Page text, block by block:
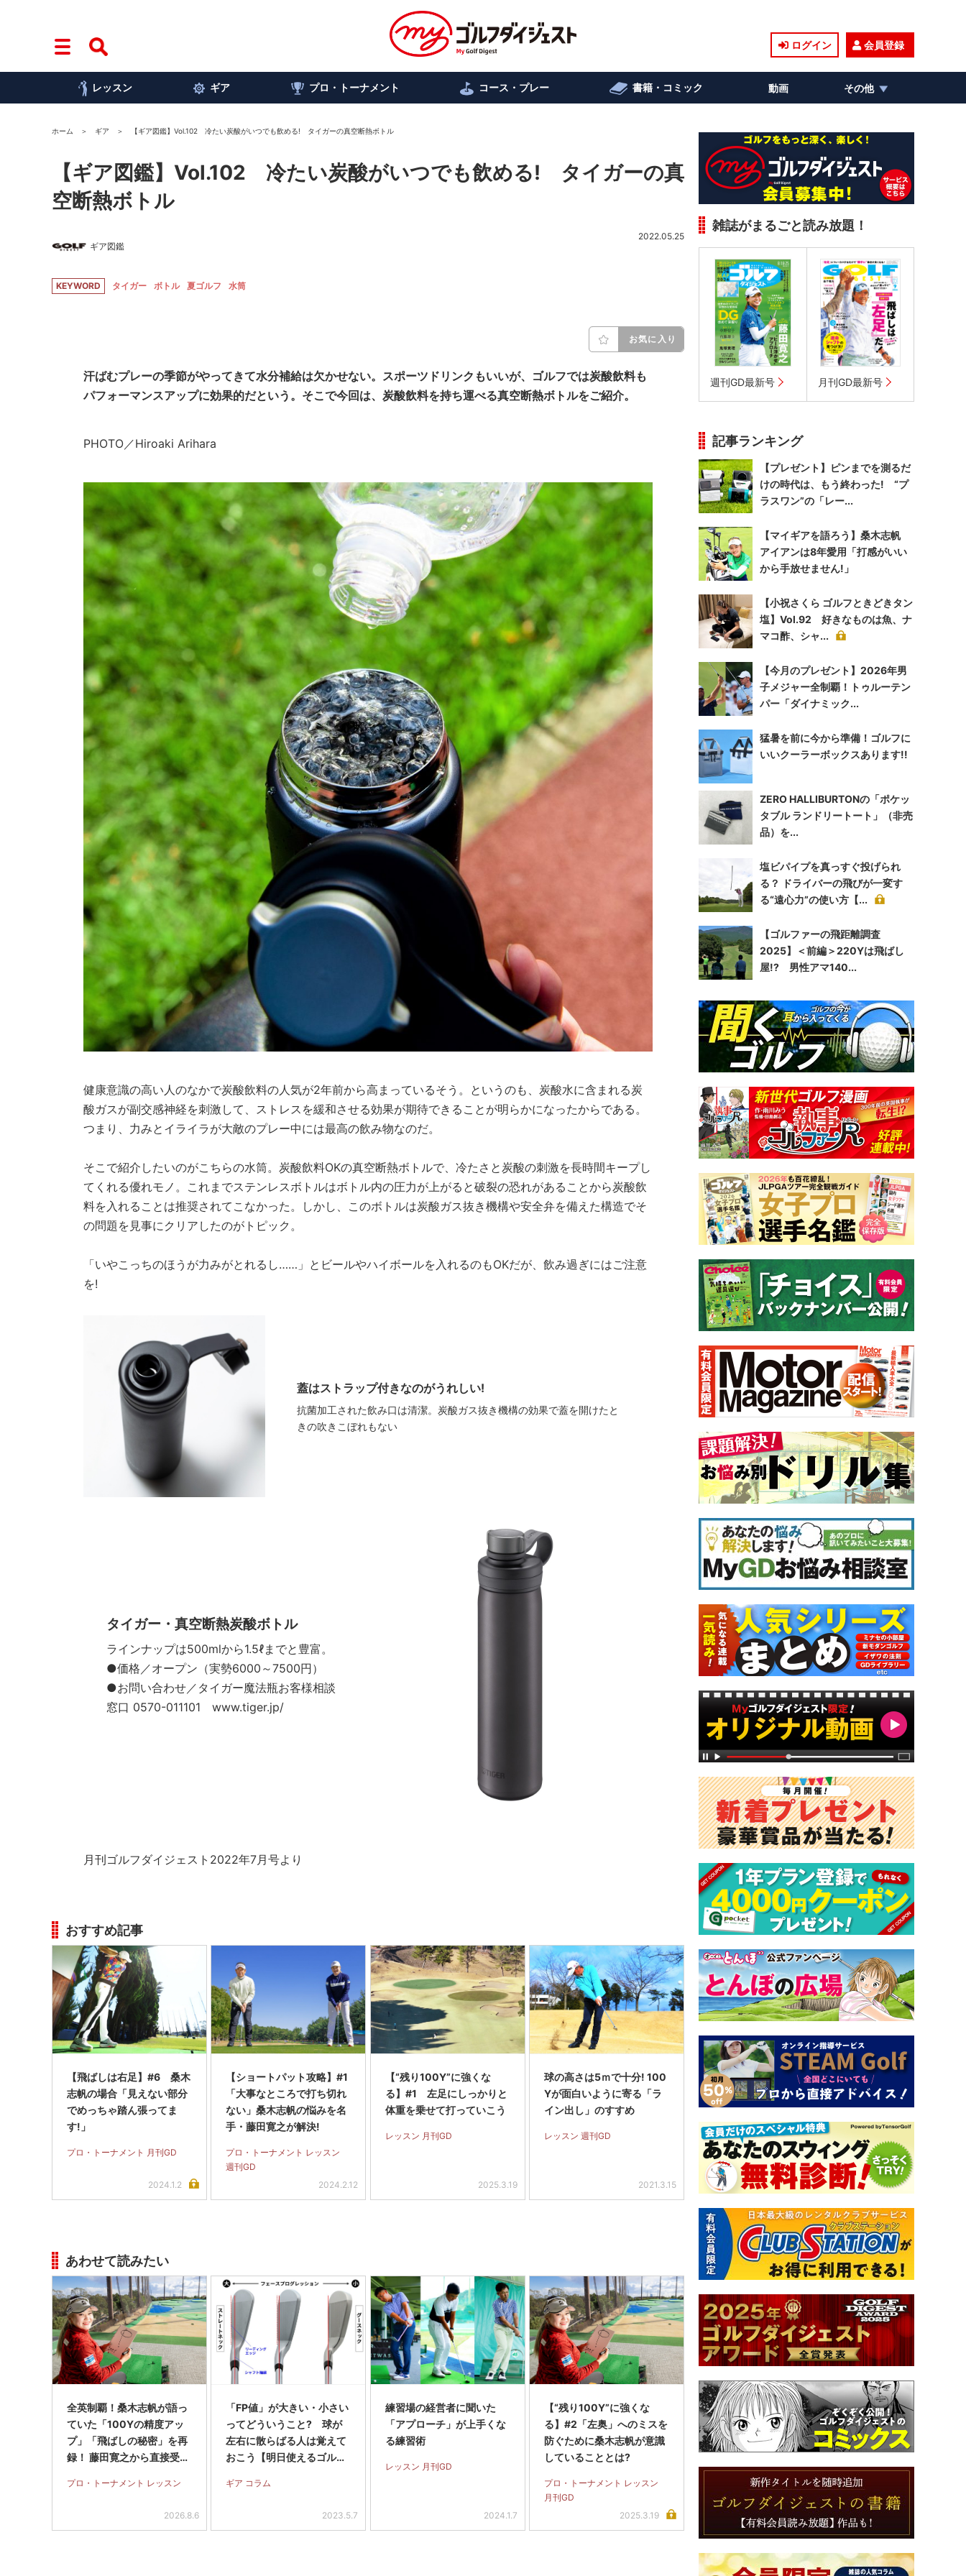
ログイン 会員登録
レッスン ギア プロ・トーナメント コース・プレー 書籍・コミック 動画 その他
ホーム ギア 【ギア図鑑】Vol.102 冷たい炭酸がいつでも飲める! タイガーの真空断熱ボトル
【ギア図鑑】Vol.102 冷たい炭酸がいつでも飲める! タイガーの真
空断熱ボトル
ギア図鑑
2022.05.25
KEYWORD タイガー ボトル 夏ゴルフ 水筒
お気に入り
汗ばむプレーの季節がやってきて水分補給は欠かせない。スポーツドリンクもいいが、ゴルフでは炭酸飲料も
パフォーマンスアップに効果的だという。そこで今回は、炭酸飲料を持ち運べる真空断熱ボトルをご紹介。
PHOTO／Hiroaki Arihara
健康意識の高い人のなかで炭酸飲料の人気が2年前から高まっているそう。というのも、炭酸水に含まれる炭
酸ガスが副交感神経を刺激して、ストレスを緩和させる効果が期待できることが明らかになったからである。
つまり、力みとイライラが大敵のプレー中には最高の飲み物なのだ。
そこで紹介したいのがこちらの水筒。炭酸飲料OKの真空断熱ボトルで、冷たさと炭酸の刺激を長時間キープし
てくれる優れモノ。これまでステンレスボトルはボトル内の圧力が上がると破裂の恐れがあることから炭酸飲
料を入れることは推奨されてこなかった。しかし、このボトルは炭酸ガス抜き機構や安全弁を備えた構造でそ
の問題を見事にクリアしたのがトピック。
「いやこっちのほうが力みがとれるし……」とビールやハイボールを入れるのもOKだが、飲み過ぎにはご注意
を!
蓋はストラップ付きなのがうれしい!
抗菌加工された飲み口は清潔。炭酸ガス抜き機構の効果で蓋を開けたと
きの吹きこぼれもない
タイガー・真空断熱炭酸ボトル
ラインナップは500mlから1.5ℓまでと豊富。
●価格／オープン（実勢6000～7500円）
●お問い合わせ／タイガー魔法瓶お客様相談
窓口 0570-011101 www.tiger.jp/
月刊ゴルフダイジェスト2022年7月号より
おすすめ記事
【飛ばしは右足】#6 桑木
志帆の場合「見えない部分
でめっちゃ踏ん張ってま
す!」
プロ・トーナメント 月刊GD
2024.1.2
【ショートパット攻略】#1
「大事なところで打ち切れ
ない」桑木志帆の悩みを名
手・藤田寛之が解決!
プロ・トーナメント レッスン
週刊GD
2024.2.12
【“残り100Y”に強くな
る】#1 左足にしっかりと
体重を乗せて打っていこう
レッスン 月刊GD
2025.3.19
球の高さは5ｍで十分! 100
Yが面白いように寄る「ラ
イン出し」のすすめ
レッスン 週刊GD
2021.3.15
あわせて読みたい
全英制覇！桑木志帆が語っ
ていた「100Yの精度アッ
プ」「飛ばしの秘密」を再
録！ 藤田寛之から直接受け
プロ・トーナメント レッスン
2026.8.6
「FP値」が大きい・小さい
ってどういうこと? 球が
左右に散らばる人は覚えて
おこう【明日使えるゴルフ
ギア コラム
2023.5.7
練習場の経営者に聞いた
「アプローチ」が上手くな
る練習術
レッスン 月刊GD
2024.1.7
【“残り100Y”に強くな
る】#2「左奥」へのミスを
防ぐために桑木志帆が意識
していることとは?
プロ・トーナメント レッスン
月刊GD
2025.3.19
雑誌がまるごと読み放題！
週刊GD最新号 月刊GD最新号
記事ランキング
【プレゼント】ピンまでを測るだ
けの時代は、もう終わった! “プ
ラスワン”の「レー...
【マイギアを語ろう】桑木志帆
アイアンは8年愛用「打感がいい
から手放せません!」
【小祝さくら ゴルフときどきタン
塩】Vol.92 好きなものは魚、ナ
マコ酢、シャ...
【今月のプレゼント】2026年男
子メジャー全制覇！トゥルーテン
パー「ダイナミック...
猛暑を前に今から準備！ゴルフに
いいクーラーボックスあります!!
ZERO HALLIBURTONの「ポケッ
タブル ランドリートート」（非売
品）を...
塩ビパイプを真っすぐ投げられ
る？ ドライバーの飛びが一変す
る“遠心力”の使い方【...
【ゴルファーの飛距離調査
2025】＜前編＞220Yは飛ばし
屋!? 男性アマ140...